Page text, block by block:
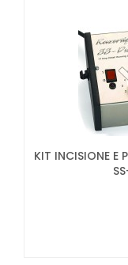
KIT INCISIONE E